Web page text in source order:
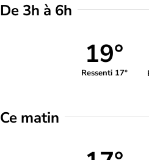
De 3h à 6h
19°
Ressenti 17°
Ce matin